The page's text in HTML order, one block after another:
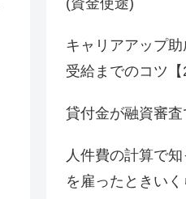
キャリアアップ
受給までのコツ【
貸付金が融資審
人件費の計算で
を雇ったときいく